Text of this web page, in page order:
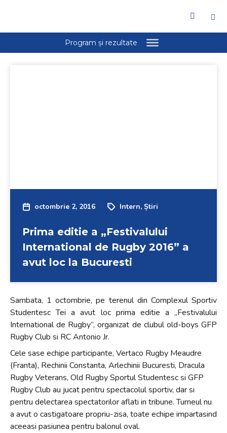
octombrie 2, 2016 Intern, Știri
Prima editie a „Festivalului
International de Rugby 2016” a
avut loc la Bucuresti
Sambata, 1 octombrie, pe terenul din Complexul Sportiv
Studentesc Tei a avut loc prima editie a „Festivalului
International de Rugby”, organizat de clubul old-boys GFP
Rugby Club si RC Antonio Jr.
Cele sase echipe participante, Vertaco Rugby Meaudre
(Franta), Rechinii Constanta, Arlechinii Bucuresti, Dracula
Rugby Veterans, Old Rugby Sportul Studentesc si GFP
Rugby Club au jucat pentru spectacolul sportiv, dar si
pentru delectarea spectatorilor aflati in tribune. Turneul nu
a avut o castigatoare propriu-zisa, toate echipe impartasind
aceeasi pasiunea pentru balonul oval.